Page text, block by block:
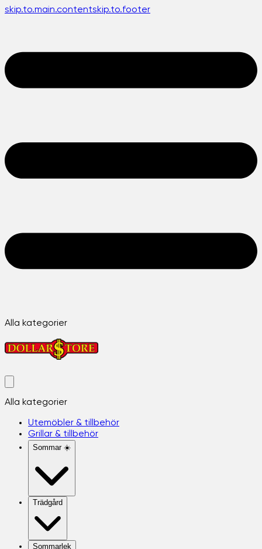
skip.to.main.contentskip.to.footer
Alla kategorier
Alla kategorier
Utemöbler & tillbehör
Grillar & tillbehör
Sommar ☀️
Trädgård
Sommarlek